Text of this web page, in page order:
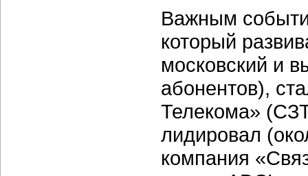
Важным
который
московский и
абонентов),
Телекома»
лидировал
компания